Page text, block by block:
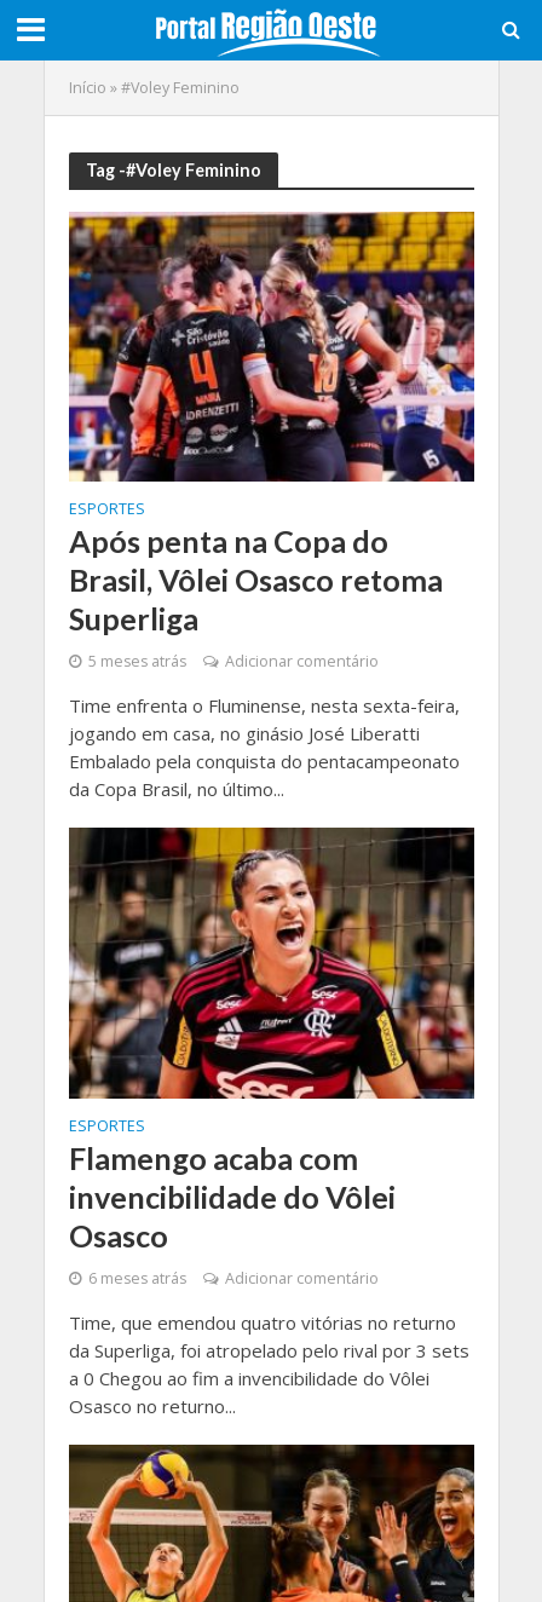
Início »#Voley Feminino
Tag -#Voley Feminino
ESPORTES
Após penta na Copa do
Brasil, Vôlei Osasco retoma
Superliga
5 meses atrás Adicionar comentário
Time enfrenta o Fluminense, nesta sexta-feira,
jogando em casa, no ginásio José Liberatti
Embalado pela conquista do pentacampeonato
da Copa Brasil, no último...
ESPORTES
Flamengo acaba com
invencibilidade do Vôlei
Osasco
6 meses atrás Adicionar comentário
Time, que emendou quatro vitórias no returno
da Superliga, foi atropelado pelo rival por 3 sets
a 0 Chegou ao fim a invencibilidade do Vôlei
Osasco no returno...